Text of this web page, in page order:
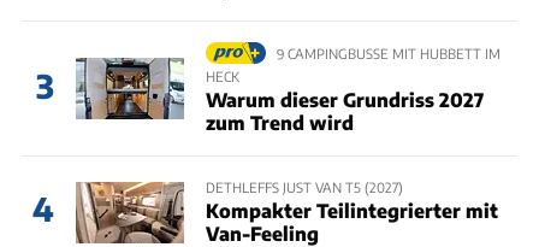
3
9 CAMPINGBUSSE MIT HUBBETT IM
HECK
Warum dieser Grundriss 2027
zum Trend wird
4
DETHLEFFS JUST VAN T5 (2027)
Kompakter Teilintegrierter mit
Van-Feeling